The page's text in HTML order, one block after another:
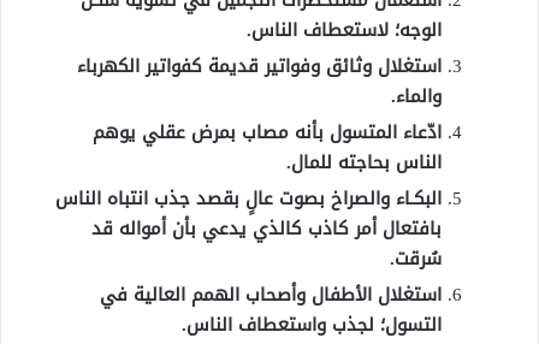
الوجه؛ لاستعطاف الناس.
استغلال وثائق وفواتير قديمة كفواتير الكهرباء
والماء.
ادّعاء المتسول بأنه مصاب بمرض عقلي يوهم
الناس بحاجته للمال.
البكـاء والصراخ بصوت عالٍ بقصد جذب انتباه الناس
بافتعال أمر كاذب كالذي يدعي بأن أمواله قد
سُرقت.
استغلال الأطفال وأصحاب الهمم العالية في
التسول؛ لجذب واستعطاف الناس.